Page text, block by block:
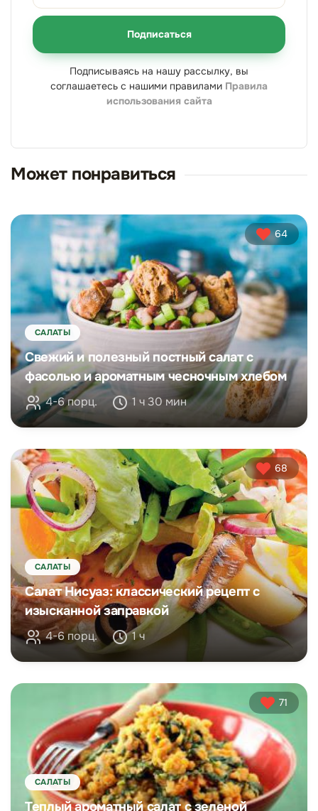
Подписаться
Подписываясь на нашу рассылку, вы
соглашаетесь с нашими правилами Правила
использования сайта
Может понравиться
64
САЛАТЫ
Свежий и полезный постный салат с
фасолью и ароматным чесночным хлебом
4-6 порц. 1 ч 30 мин
68
САЛАТЫ
Салат Нисуаз: классический рецепт с
изысканной заправкой
4-6 порц. 1 ч
71
САЛАТЫ
Теплый ароматный салат с зеленой